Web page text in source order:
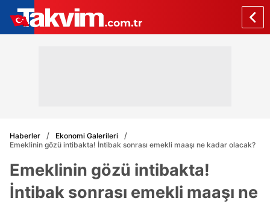
Haberler
Ekonomi Galerileri
Emeklinin gözü intibakta! İntibak sonrası emekli maaşı ne kadar olacak?
Emeklinin gözü intibakta!
İntibak sonrası emekli maaşı ne